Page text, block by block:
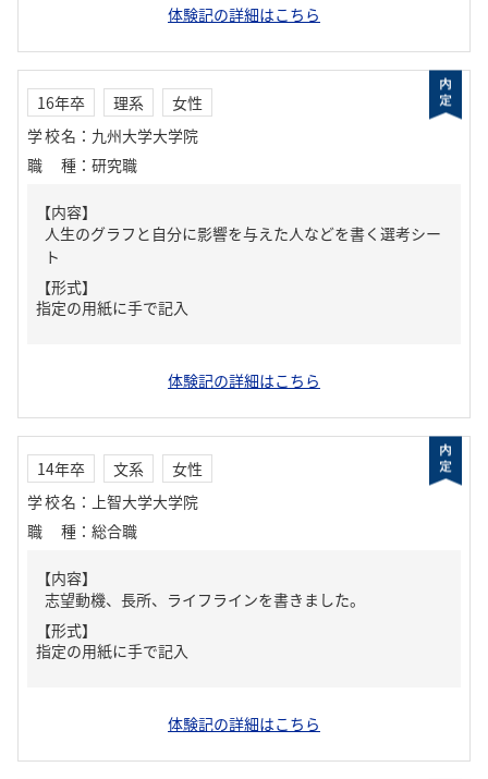
体験記の詳細はこちら
16年卒 理系
女性
学校名 ： 九州大学大学院
職種 ： 研究職
【内容】
人生のグラフと自分に影響を与えた人などを書く選考シー
ト
【形式】
指定の用紙に手で記入
体験記の詳細はこちら
14年卒 文系
女性
学校名 ： 上智大学大学院
職種 ： 総合職
【内容】
志望動機、長所、ライフラインを書きました。
【形式】
指定の用紙に手で記入
体験記の詳細はこちら